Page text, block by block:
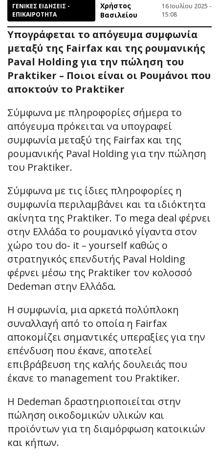
ΓΕΝΙΚΕΣ ΕΙΔΗΣΕΙΣ -
ΕΠΙΚΑΙΡΟΤΗΤΑ
Χρήστος
Βασιλείου
16 Ιουλίου 2025 -
15:08
Υπογράφεται το απόγευμα συμφωνία
μεταξύ της Fairfax και της ρουμανικής
Paval Holding για την πώληση του
Praktiker – Ποιοι είναι οι Ρουμάνοι που
αποκτούν το Praktiker
Σύμφωνα με πληροφορίες σήμερα το
απόγευμα πρόκειται να υπογραφεί
συμφωνία μεταξύ της Fairfax και της
ρουμανικής Paval Holding για την πώληση
του Praktiker.
Σύμφωνα με τις ίδιες πληροφορίες η
συμφωνία περιλαμβάνει και τα ιδιόκτητα
ακίνητα της Praktiker. To mega deal φέρνει
στην Ελλάδα το ρουμανικό γίγαντα στον
χώρο του do- it – yourself καθώς ο
στρατηγικός επενδυτής Paval Holding
φέρνει μέσω της Praktiker τον κολοσσό
Dedeman στην Ελλάδα.
H συμφωνία, μια αρκετά πολύπλοκη
συναλλαγή από το οποία η Fairfax
αποκομίζει σημαντικές υπεραξίες για την
επένδυση που έκανε, αποτελεί
επιβράβευση της καλής δουλειάς που
έκανε το management του Praktiker.
Η Dedeman δραστηριοποιείται στην
πώληση οικοδομικών υλικών και
προϊόντων για τη διαμόρφωση κατοικιών
και κήπων.